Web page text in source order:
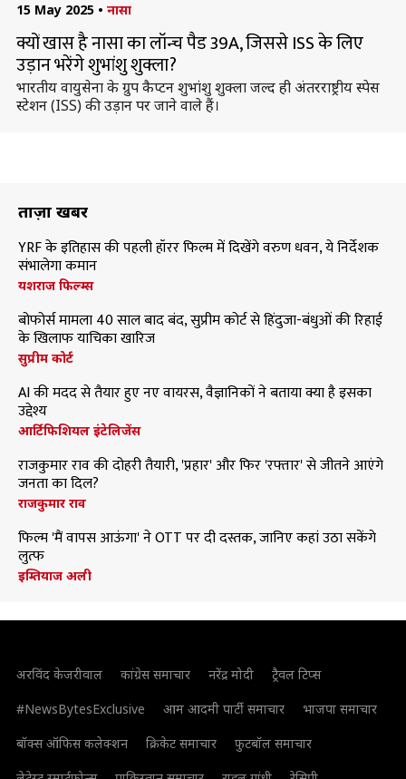
15 May 2025 • नासा
क्यों खास है नासा का लॉन्च पैड 39A, जिससे ISS के लिए
उड़ान भरेंगे शुभांशु शुक्ला?
भारतीय वायुसेना के ग्रुप कैप्टन शुभांशु शुक्ला जल्द ही अंतरराष्ट्रीय स्पेस
स्टेशन (ISS) की उड़ान पर जाने वाले हैं।
ताज़ा खबरें
YRF के इतिहास की पहली हॉरर फिल्म में दिखेंगे वरुण धवन, ये निर्देशक
संभालेगा कमान
यशराज फिल्म्स
बोफोर्स मामला 40 साल बाद बंद, सुप्रीम कोर्ट से हिंदुजा-बंधुओं की रिहाई
के खिलाफ याचिका खारिज
सुप्रीम कोर्ट
AI की मदद से तैयार हुए नए वायरस, वैज्ञानिकों ने बताया क्या है इसका
उद्देश्य
आर्टिफिशियल इंटेलिजेंस
राजकुमार राव की दोहरी तैयारी, 'प्रहार' और फिर 'रफ्तार' से जीतने आएंगे
जनता का दिल?
राजकुमार राव
फिल्म 'मैं वापस आऊंगा' ने OTT पर दी दस्तक, जानिए कहां उठा सकेंगे
लुत्फ
इम्तियाज अली
अरविंद केजरीवाल कांग्रेस समाचार नरेंद्र मोदी
ट्रैवल टिप्स
#NewsBytesExclusive
आम आदमी पार्टी समाचार
भाजपा समाचार
बॉक्स ऑफिस कलेक्शन
क्रिकेट समाचार
फुटबॉल समाचार